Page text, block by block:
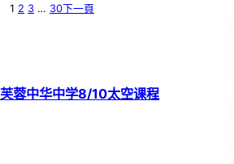
1 2 3 … 30下一頁
芙蓉中华中学8/10太空课程